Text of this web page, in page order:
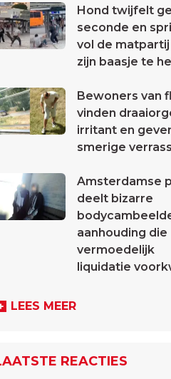
Hond twijfelt
seconde en
vol de matpartij
zijn baasje te
Bewoners van
vinden
irritant en
smerige
Amsterdamse
deelt bizarre
aanhouding die
vermoedelijk
liquidatie
LEES MEER
REACTIES